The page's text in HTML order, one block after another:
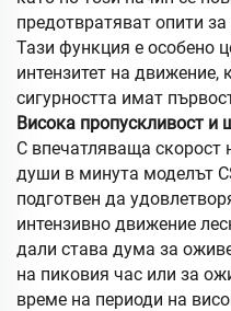
предотвратяват опити
Тази функция е особено
интензитет на движение,
сигурността имат
Висока пропускливост
С впечатляваща скорост
души в минута моделът
подготвен да
интензивно движение
дали става дума за
на пиковия час или за
време на периоди на